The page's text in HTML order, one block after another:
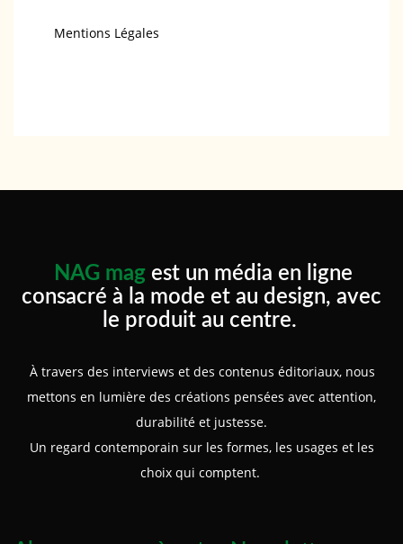
Mentions Légales
NAG mag est un média en ligne
consacré à la mode et au design, avec
le produit au centre.
À travers des interviews et des contenus éditoriaux, nous
mettons en lumière des créations pensées avec attention,
durabilité et justesse.
Un regard contemporain sur les formes, les usages et les
choix qui comptent.